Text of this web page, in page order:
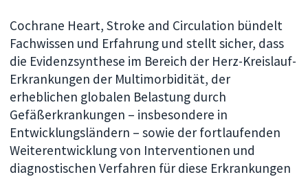
Cochrane Heart, Stroke and Circulation bündelt
Fachwissen und Erfahrung und stellt sicher, dass
die Evidenzsynthese im Bereich der Herz-Kreislauf-
Erkrankungen der Multimorbidität, der
erheblichen globalen Belastung durch
Gefäßerkrankungen – insbesondere in
Entwicklungsländern – sowie der fortlaufenden
Weiterentwicklung von Interventionen und
diagnostischen Verfahren für diese Erkrankungen